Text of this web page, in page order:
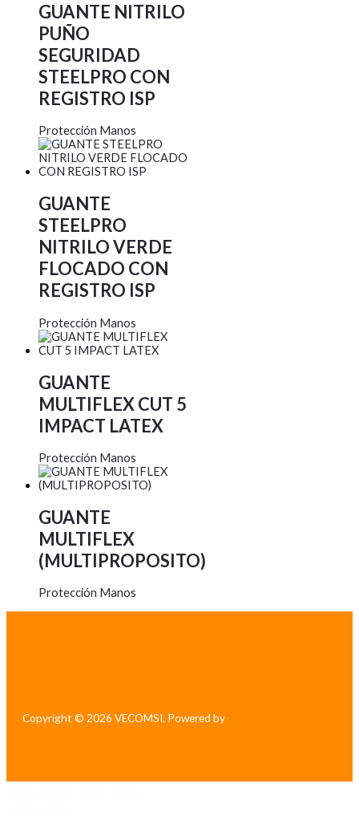
GUANTE NITRILO
PUÑO
SEGURIDAD
STEELPRO CON
REGISTRO ISP
Protección Manos
GUANTE
STEELPRO
NITRILO VERDE
FLOCADO CON
REGISTRO ISP
Protección Manos
GUANTE
MULTIFLEX CUT 5
IMPACT LATEX
Protección Manos
GUANTE
MULTIFLEX
(MULTIPROPOSITO)
Protección Manos
Copyright © 2026 VECOMSI. Powered by